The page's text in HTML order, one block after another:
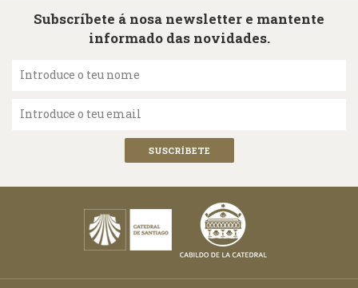
Subscríbete á nosa newsletter e mantente
informado das novidades.
Introduce o teu nome
Introduce o teu email